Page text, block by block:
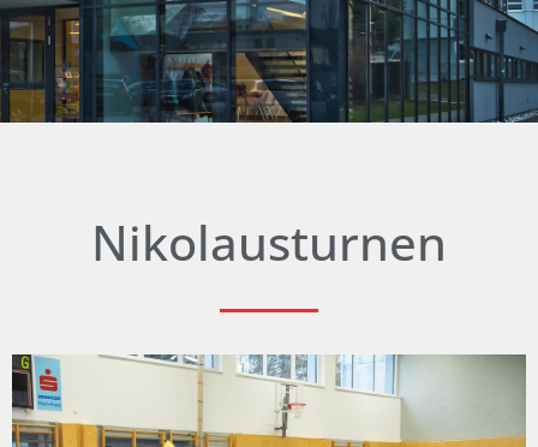
Nikolausturnen